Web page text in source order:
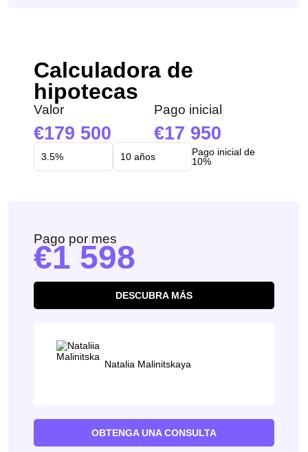
Calculadora de
hipotecas
Valor
179 500
Pago inicial
17 950
Pago inicial de
10%
Pago por mes
1 598
DESCUBRA MÁS
Natalia Malinitskaya
OBTENGA UNA CONSULTA